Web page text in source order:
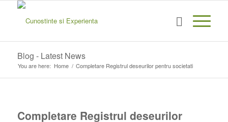
Blog - Latest News
You are here: Home / Completare Registrul deseurilor pentru societati
Completare Registrul deseurilor